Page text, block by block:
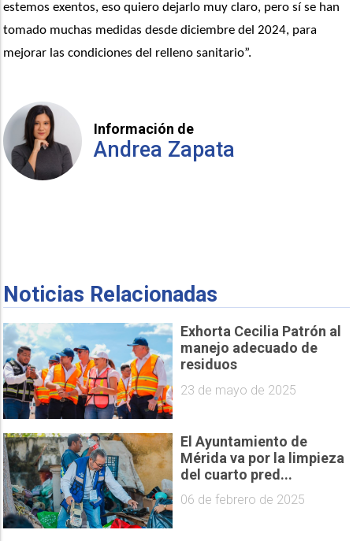
estemos exentos, eso quiero dejarlo muy claro, pero sí se han
tomado muchas medidas desde diciembre del 2024, para
mejorar las condiciones del relleno sanitario”.
Información de
Andrea Zapata
Noticias Relacionadas
Exhorta Cecilia Patrón al
manejo adecuado de
residuos
23 de mayo de 2025
El Ayuntamiento de
Mérida va por la limpieza
del cuarto pred...
06 de febrero de 2025